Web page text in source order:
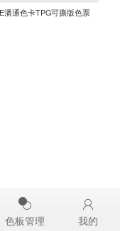
潘通色卡TPG可撕版色票
色板管理 我的